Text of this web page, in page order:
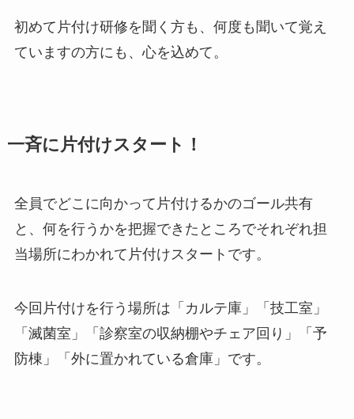
初めて片付け研修を聞く方も、何度も聞いて覚え
ていますの方にも、心を込めて。
一斉に片付けスタート！
全員でどこに向かって片付けるかのゴール共有
と、何を行うかを把握できたところでそれぞれ担
当場所にわかれて片付けスタートです。
今回片付けを行う場所は「カルテ庫」「技工室」
「滅菌室」「診察室の収納棚やチェア回り」「予
防棟」「外に置かれている倉庫」です。